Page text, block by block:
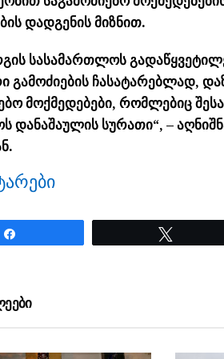
დადგენის მიზნით.
სასამართლოს
გამოძიების ჩასატარებლად,
მოქმედებები, რომლებიც
დანაშაულის სურათი“, –